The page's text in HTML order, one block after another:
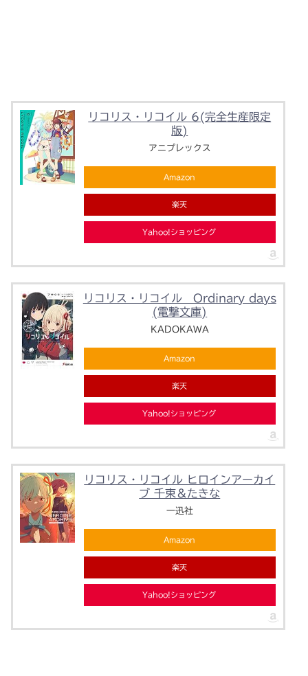
リコリス・リコイル 6(完全生産限定
版)
アニプレックス
Amazon
楽天
Yahoo!ショッピング
リコリス・リコイル Ordinary days
(電撃文庫)
KADOKAWA
Amazon
楽天
Yahoo!ショッピング
リコリス・リコイル ヒロインアーカイ
ブ 千束＆たきな
一迅社
Amazon
楽天
Yahoo!ショッピング